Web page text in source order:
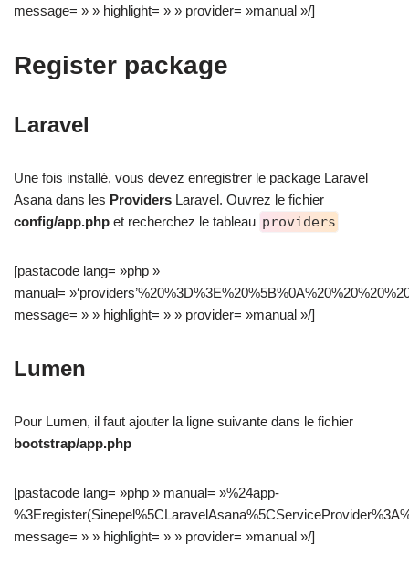
message= » » highlight= » » provider= »manual »/]
Register package
Laravel
Une fois installé, vous devez enregistrer le package Laravel
Asana dans les Providers Laravel. Ouvrez le fichier
config/app.php et recherchez le tableau providers
[pastacode lang= »php »
manual=
message= » » highlight= » » provider= »manual »/]
Lumen
Pour Lumen, il faut ajouter la ligne suivante dans le fichier
bootstrap/app.php
[pastacode lang= »php » manual= »%24app-
message= » » highlight= » » provider= »manual »/]